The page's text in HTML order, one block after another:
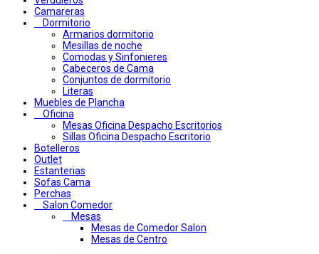
Camareras
Dormitorio
Armarios dormitorio
Mesillas de noche
Comodas y Sinfonieres
Cabeceros de Cama
Conjuntos de dormitorio
Literas
Muebles de Plancha
Oficina
Mesas Oficina Despacho Escritorios
Sillas Oficina Despacho Escritorio
Botelleros
Outlet
Estanterias
Sofas Cama
Perchas
Salon Comedor
Mesas
Mesas de Comedor Salon
Mesas de Centro